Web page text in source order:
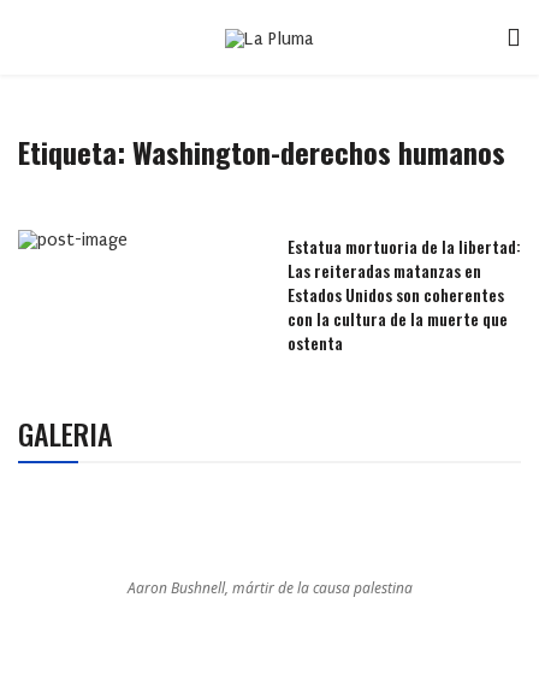
Etiqueta:Washington-derechos humanos
Estatua mortuoria de la libertad:
Las reiteradas matanzas en
Estados Unidos son coherentes
con la cultura de la muerte que
ostenta
GALERIA
Aaron Bushnell, mártir de la causa palestina